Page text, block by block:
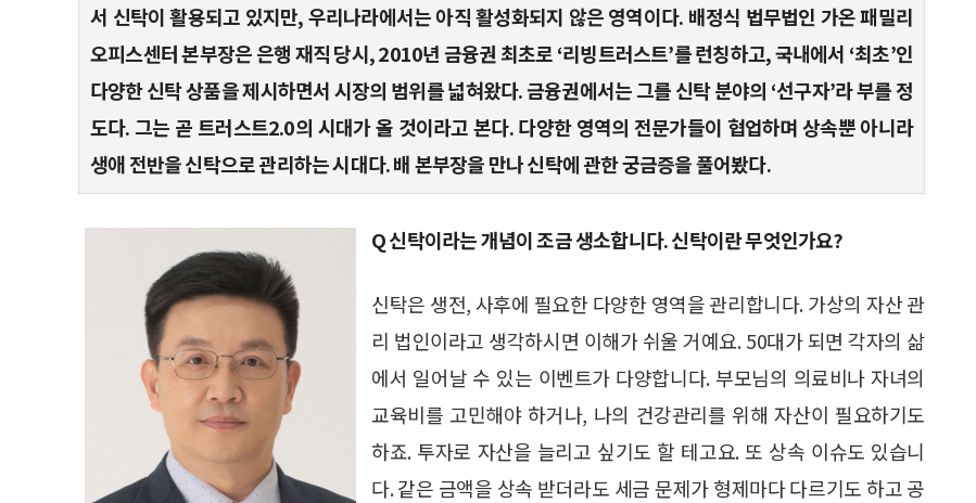
서 신탁이 활용되고 있지만, 우리나라에서는 아직 활성화되지 않은 영역이다. 배정식 법무법인 가온 패밀리
오피스센터 본부장은 은행 재직 당시, 2010년 금융권 최초로 ‘리빙트러스트’를 런칭하고, 국내에서 ‘최초’인
다양한 신탁 상품을 제시하면서 시장의 범위를 넓혀왔다. 금융권에서는 그를 신탁 분야의 ‘선구자’라 부를 정
도다. 그는 곧 트러스트2.0의 시대가 올 것이라고 본다. 다양한 영역의 전문가들이 협업하며 상속뿐 아니라
생애 전반을 신탁으로 관리하는 시대다. 배 본부장을 만나 신탁에 관한 궁금증을 풀어봤다.
Q 신탁이라는 개념이 조금 생소합니다. 신탁이란 무엇인가요?
신탁은 생전, 사후에 필요한 다양한 영역을 관리합니다. 가상의 자산 관
리 법인이라고 생각하시면 이해가 쉬울 거예요. 50대가 되면 각자의 삶
에서 일어날 수 있는 이벤트가 다양합니다. 부모님의 의료비나 자녀의
교육비를 고민해야 하거나, 나의 건강관리를 위해 자산이 필요하기도
하죠. 투자로 자산을 늘리고 싶기도 할 테고요. 또 상속 이슈도 있습니
다. 같은 금액을 상속 받더라도 세금 문제가 형제마다 다르기도 하고 공